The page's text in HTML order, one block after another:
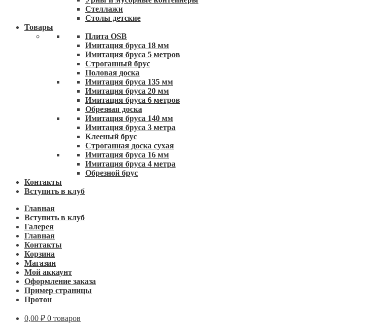
Стеллажи
Столы детские
Товары
Плита OSB
Имитация бруса 18 мм
Имитация бруса 5 метров
Строганный брус
Половая доска
Имитация бруса 135 мм
Имитация бруса 20 мм
Имитация бруса 6 метров
Обрезная доска
Имитация бруса 140 мм
Имитация бруса 3 метра
Клееный брус
Строганная доска сухая
Имитация бруса 16 мм
Имитация бруса 4 метра
Обрезной брус
Контакты
Вступить в клуб
Главная
Вступить в клуб
Галерея
Главная
Контакты
Корзина
Магазин
Мой аккаунт
Оформление заказа
Пример страницы
Протон
0,00 ₽ 0 товаров